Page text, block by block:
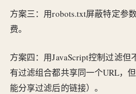
方案三：用robots.txt屏蔽特定参
费。
方案四：用JavaScript控制过滤但
有过滤组合都共享同一个URL，
能分享过滤后的链接）。